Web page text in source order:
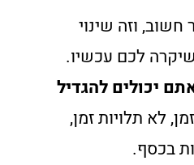
חשוב, וזה שינוי
לכם עכשיו.
יכולים להגדיל
לא תלויות זמן,
בכסף.